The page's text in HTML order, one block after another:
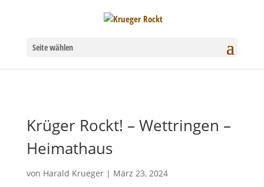
Seite wählen
Krüger Rockt! – Wettringen –
Heimathaus
von Harald Krueger| März 23, 2024